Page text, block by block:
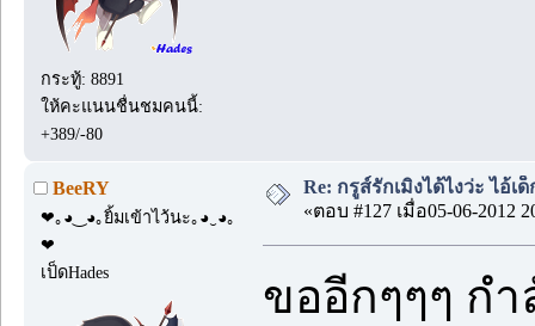
กระทู้: 8891
ให้คะแนนชื่นชมคนนี้:
+389/-80
BeeRY
❤｡◕‿◕｡ยิ้มเข้าไว้นะ｡◕‿◕｡
❤
เป็ดHades
Re: กรูส์รักเมิงได้ไงว่ะ ไอ้
«ตอบ #127 เมื่อ05-06-2012
ขออีกๆๆๆ ก